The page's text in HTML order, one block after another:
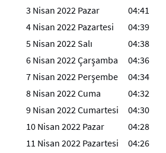
3 Nisan 2022 Pazar
04:41
4 Nisan 2022 Pazartesi
04:39
5 Nisan 2022 Salı
04:38
6 Nisan 2022 Çarşamba
04:36
7 Nisan 2022 Perşembe
04:34
8 Nisan 2022 Cuma
04:32
9 Nisan 2022 Cumartesi
04:30
10 Nisan 2022 Pazar
04:28
11 Nisan 2022 Pazartesi
04:26